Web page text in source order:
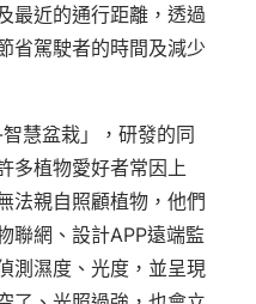
最近的通行距離，透過
省駕駛者的時間及減少
慧盆栽」，研發的同
多植物愛好者常因上
法親自照顧植物，他們
聯網、設計APP遠端監
測濕度、光度，並呈現